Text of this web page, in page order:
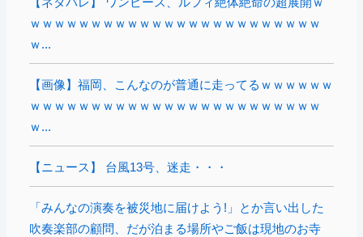
ｗｗｗｗｗｗｗｗｗｗｗｗｗｗｗｗｗｗｗｗｗｗｗｗ
ｗ...
【画像】福岡、こんなのが普通に走ってるｗｗｗｗｗｗ
ｗｗｗｗｗｗｗｗｗｗｗｗｗｗｗｗｗｗｗｗｗｗｗｗ
ｗ...
【ニュース】 台風13号、迷走・・・
「みんなの演奏を被災地に届けよう!」とか言い出した
吹奏楽部の顧問、だが泊まる場所やご飯は現地のお寺